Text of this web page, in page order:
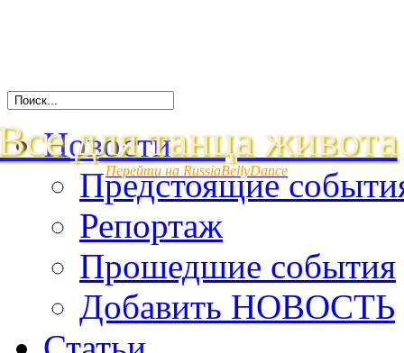
для танца живота
Перейти на RussiaBellyDance
Новости
Предстоящие
Репортаж
Прошедшие события
Добавить НОВОСТЬ